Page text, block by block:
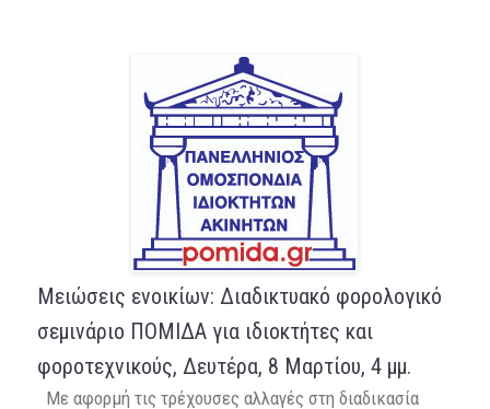
Μειώσεις ενοικίων: Διαδικτυακό φορολογικό
σεμινάριο ΠΟΜΙΔΑ για ιδιοκτήτες και
φοροτεχνικούς, Δευτέρα, 8 Μαρτίου, 4 μμ.
Με αφορμή τις τρέχουσες αλλαγές στη διαδικασία